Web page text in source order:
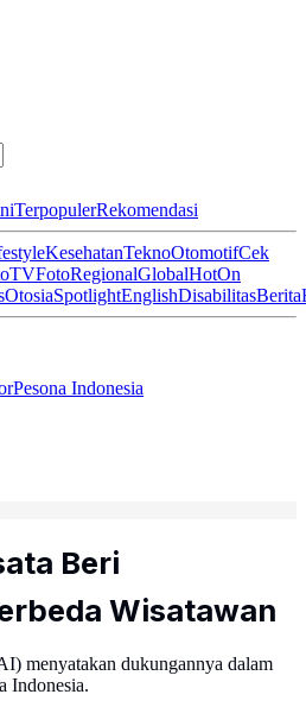
TerpopulerRekomendasi
KesehatanTeknoOtomotifCek
TVFotoRegionalGlobalHotOn
OtosiaSpotlightEnglishDisabilitasBerita
Pesona Indonesia
Beri
Wisatawan
menyatakan dukungannya dalam
Indonesia.